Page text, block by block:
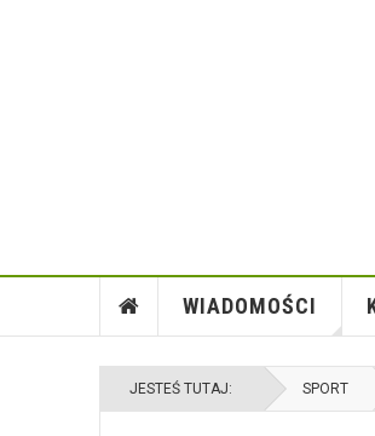
WIADOMOŚCI
JESTEŚ TUTAJ: SPORT